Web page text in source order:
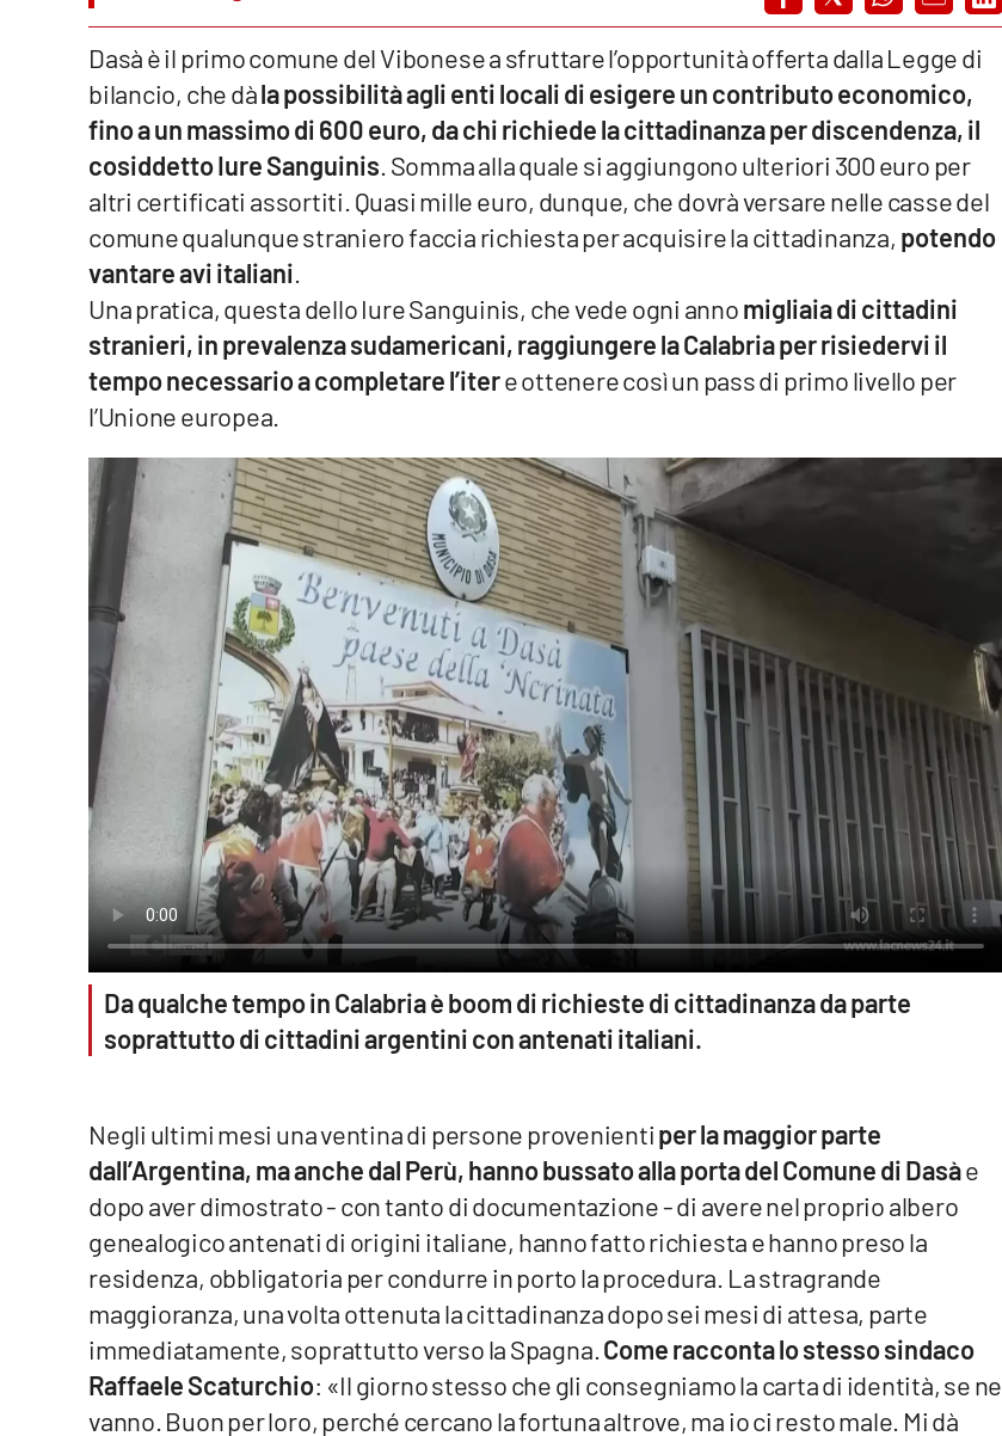
Venti di comunicazione
Streaming
Lamezia Terme
Buona Sanità Calabria
Calabriavisione
Destinazioni
Dasà è il primo comune del Vibonese a sfruttare l’opportunità offerta dalla Legge di
bilancio, che dàla possibilità agli enti locali di esigere un contributo economico,
fino a un massimo di 600 euro, da chi richiede la cittadinanza per discendenza, il
cosiddetto Iure Sanguinis . Somma alla quale si aggiungono ulteriori 300 euro per
altri certificati assortiti. Quasi mille euro, dunque, che dovrà versare nelle casse del
comune qualunque straniero faccia richiesta per acquisire la cittadinanza, potendo
vantare avi italiani
Una pratica, questa dello Iure Sanguinis, che vede ogni annomigliaia di cittadini
stranieri, in prevalenza sudamericani, raggiungere la Calabria per risiedervi il
tempo necessario a completare l’itere ottenere così un pass di primo livello per
l’Unione europea.
Da qualche tempo in Calabria è boom di richieste di cittadinanza da parte
soprattutto di cittadini argentini con antenati italiani.
Negli ultimi mesi una ventina di persone provenientiper la maggior parte
dall’Argentina, ma anche dal Perù, hanno bussato alla porta del Comune di Dasàe
dopo aver dimostrato - con tanto di documentazione - di avere nel proprio albero
genealogico antenati di origini italiane, hanno fatto richiesta e hanno preso la
residenza, obbligatoria per condurre in porto la procedura. La stragrande
maggioranza, una volta ottenuta la cittadinanza dopo sei mesi di attesa, parte
immediatamente, soprattutto verso la Spagna. Come racconta lo stesso sindaco
Raffaele Scaturchio: «Il giorno stesso che gli consegniamo la carta di identità, se ne
vanno. Buon per loro, perché cercano la fortuna altrove, ma io ci resto male. Mi dà